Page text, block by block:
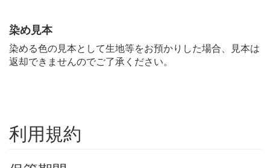
染め見本
染める色の見本として生地等をお預かりした場合、見本は
返却できませんのでご了承ください。
利用規約